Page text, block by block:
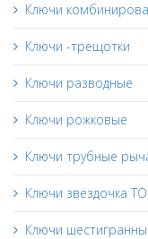
Ключи
Ключи -трещотки
Ключи разводные
Ключи рожковые
Ключи трубные
Ключи звёздочка
Ключи